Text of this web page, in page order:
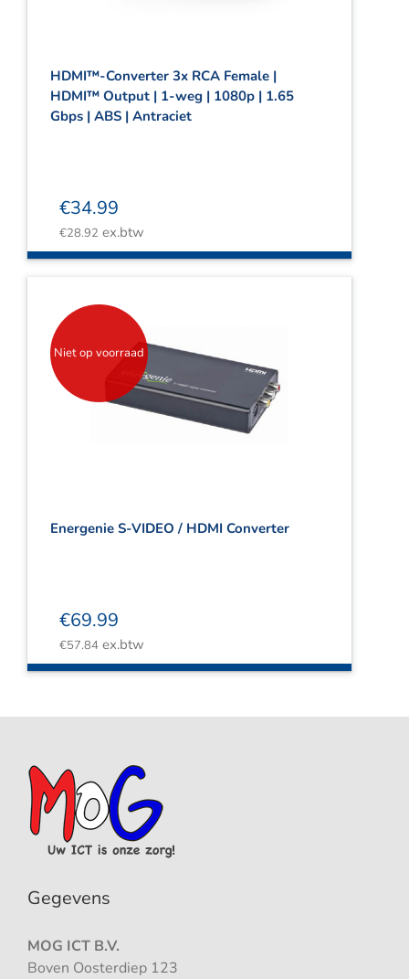
HDMI™-Converter 3x RCA Female |
HDMI™ Output | 1-weg | 1080p | 1.65
Gbps | ABS | Antraciet
€34.99
€28.92 ex.btw
Niet op voorraad
Energenie S-VIDEO / HDMI Converter
€69.99
€57.84 ex.btw
Gegevens
MOG ICT B.V.
Boven Oosterdiep 123